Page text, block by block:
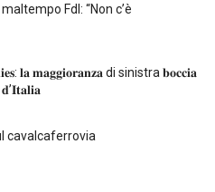
FdI: “Non c’è
𝐥𝐚 𝐦𝐚𝐠𝐠𝐢𝐨𝐫𝐚𝐧𝐳𝐚 di sinistra 𝐛𝐨𝐜𝐜𝐢𝐚
cavalcaferrovia